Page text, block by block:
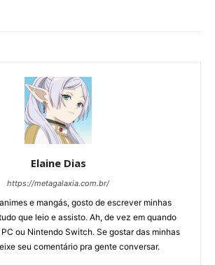
Elaine Dias
https://metagalaxia.com.br/
e mangás, gosto de escrever minhas
que leio e assisto. Ah, de vez em quando
ou Nintendo Switch. Se gostar das minhas
seu comentário pra gente conversar.